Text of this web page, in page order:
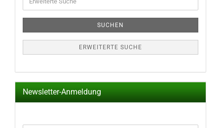
Suche
SUCHEN
ERWEITERTE SUCHE
Newsletter-Anmeldung